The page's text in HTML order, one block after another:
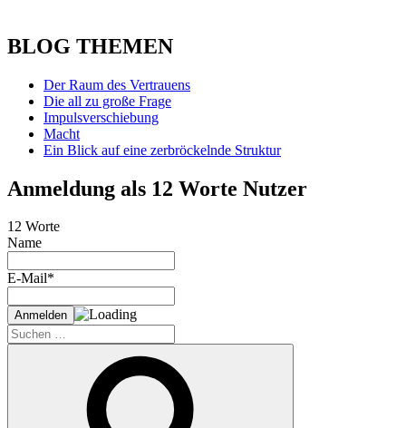
BLOG THEMEN
Der Raum des Vertrauens
Die all zu große Frage
Impulsverschiebung
Macht
Ein Blick auf eine zerbröckelnde Struktur
Anmeldung als 12 Worte Nutzer
12 Worte
Name
E-Mail*
Suche
nach: